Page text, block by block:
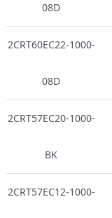
08D
2CRT60EC22-1000-
08D
2CRT57EC20-1000-
BK
2CRT57EC12-1000-